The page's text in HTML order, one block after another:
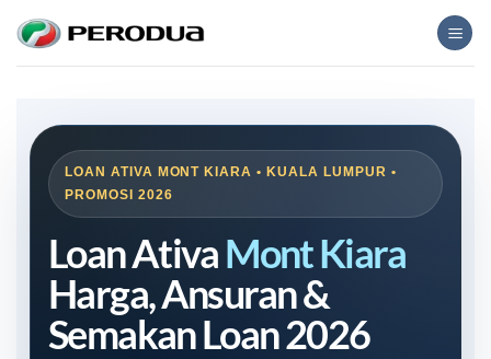
content
LOAN ATIVA MONT KIARA • KUALA LUMPUR •
PROMOSI 2026
Loan AtivaMont Kiara
Harga, Ansuran &
Semakan Loan 2026